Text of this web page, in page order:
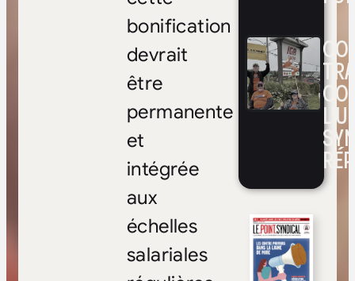
bonification
devrait
être
permanente
et
intégrée
aux
échelles
salariales